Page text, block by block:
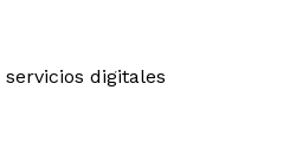
digitales